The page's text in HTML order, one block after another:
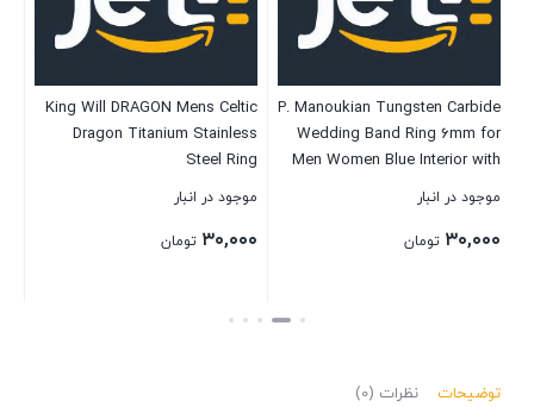
P. Manoukian Tungsten Carbide
Wedding Band Ring 6mm for
Men Women Blue Interior with
Anniversary Size 9
موجود در انبار
۳۰,۰۰۰ تومان
King Will DRAGON Mens Celtic
Dragon Titanium Stainless
Steel Ring
Dragon Titanium Stainless
and Black Plated Wedding
موجود در انبار
۳۰,۰۰۰ تومان
بستن
توضیحات نظرات (0)